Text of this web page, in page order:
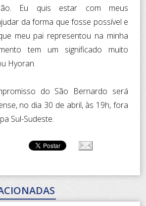
Eu quis estar com meus
da forma que fosse possível e
meu pai representou na minha
tem um significado muito
Hyoran.
do São Bernardo será
no dia 30 de abril, às 19h, fora
Sul-Sudeste.